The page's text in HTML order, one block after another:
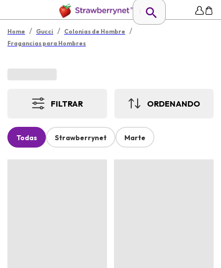
Home / Gucci / Colonias de Hombre /
Fragancias para Hombres
FILTRAR ORDENANDO
Todas Strawberrynet Marte